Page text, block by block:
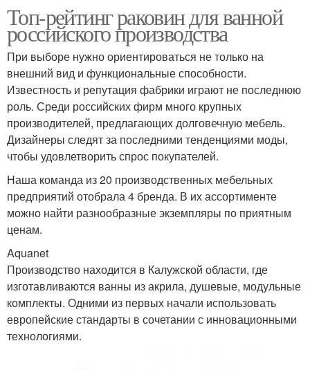
Топ-рейтинг раковин для ванной
российского производства
При выборе нужно ориентироваться не только на
внешний вид и функциональные способности.
Известность и репутация фабрики играют не последнюю
роль. Среди российских фирм много крупных
производителей, предлагающих долговечную мебель.
Дизайнеры следят за последними тенденциями моды,
чтобы удовлетворить спрос покупателей.
Наша команда из 20 производственных мебельных
предприятий отобрала 4 бренда. В их ассортименте
можно найти разнообразные экземпляры по приятным
ценам.
Aquanet
Производство находится в Калужской области, где
изготавливаются ванны из акрила, душевые, модульные
комплекты. Одними из первых начали использовать
европейские стандарты в сочетании с инновационными
технологиями.